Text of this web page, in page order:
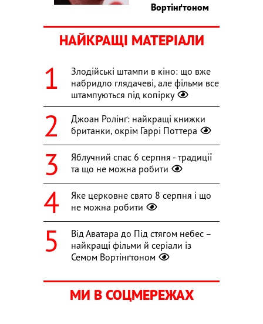
Вортінґтоном
НАЙКРАЩІ МАТЕРІАЛИ
Злодійські штампи в кіно: що вже
набридло глядачеві, але фільми все
штампуються під копірку
Джоан Ролінґ: найкращі книжки
британки, окрім Гаррі Поттера
Яблучний спас 6 серпня - традиції
та що не можна робити
Яке церковне свято 8 серпня і що
не можна робити
Від Аватара до Під стягом небес –
найкращі фільми й серіали із
Семом Вортінґтоном
МИ В СОЦМЕРЕЖАХ